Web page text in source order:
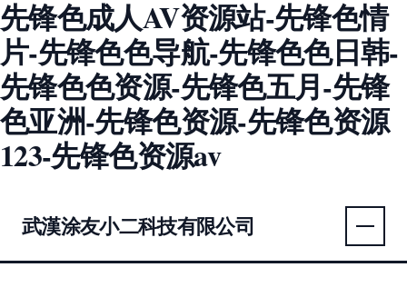
先锋色成人AV资源站-先锋色情
片-先锋色色导航-先锋色色日韩-
先锋色色资源-先锋色五月-先锋
色亚洲-先锋色资源-先锋色资源
123-先锋色资源av
武漢涂友小二科技有限公司